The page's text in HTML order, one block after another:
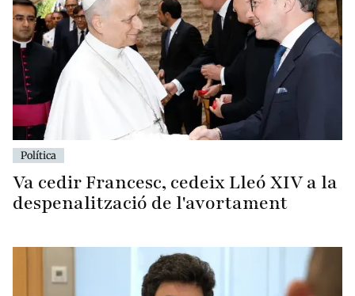
Política
Va cedir Francesc, cedeix Lleó XIV a la
despenalització de l'avortament